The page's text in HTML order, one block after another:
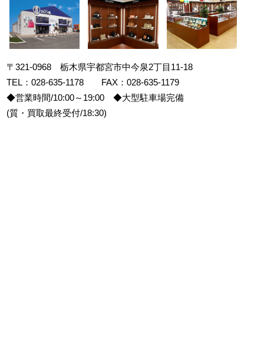
〒321-0968 栃木県宇都宮市中今泉2丁目11-18
TEL：028-635-1178 FAX：028-635-1179
◆営業時間/10:00～19:00 ◆大型駐車場完備
(質・買取最終受付/18:30)